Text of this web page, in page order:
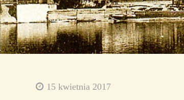
15 kwietnia 2017